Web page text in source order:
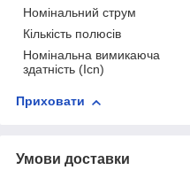
Номінальний струм
Кількість полюсів
Номінальна вимикаюча
здатність (Icn)
Приховати
Умови доставки